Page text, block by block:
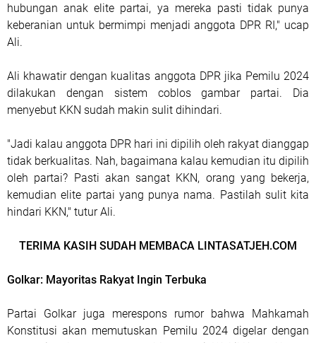
hubungan anak elite partai, ya mereka pasti tidak punya
keberanian untuk bermimpi menjadi anggota DPR RI," ucap
Ali.
Ali khawatir dengan kualitas anggota DPR jika Pemilu 2024
dilakukan dengan sistem coblos gambar partai. Dia
menyebut KKN sudah makin sulit dihindari.
"Jadi kalau anggota DPR hari ini dipilih oleh rakyat dianggap
tidak berkualitas. Nah, bagaimana kalau kemudian itu dipilih
oleh partai? Pasti akan sangat KKN, orang yang bekerja,
kemudian elite partai yang punya nama. Pastilah sulit kita
hindari KKN," tutur Ali.
TERIMA KASIH SUDAH MEMBACA LINTASATJEH.COM
Golkar: Mayoritas Rakyat Ingin Terbuka
Partai Golkar juga merespons rumor bahwa Mahkamah
Konstitusi akan memutuskan Pemilu 2024 digelar dengan